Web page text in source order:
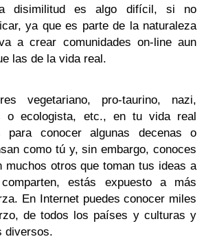
disimilitud es algo difícil, si no
ya que es parte de la naturaleza
a crear comunidades on-line aun
las de la vida real.
vegetariano, pro-taurino, nazi,
o ecologista, etc., en tu vida real
para conocer algunas decenas o
como tú y, sin embargo, conoces
muchos otros que toman tus ideas a
estás expuesto a más
En Internet puedes conocer miles
de todos los países y culturas y
diversos.